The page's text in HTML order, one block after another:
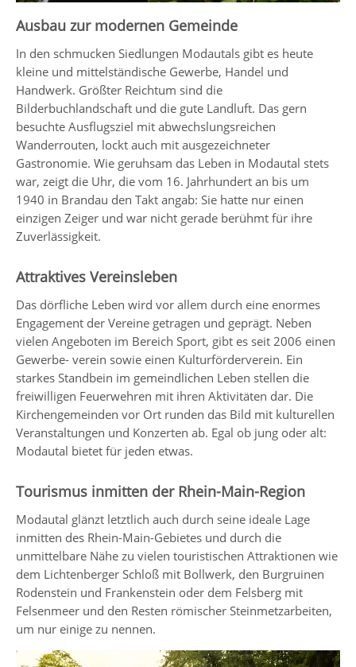
Ausbau zur modernen Gemeinde
In den schmucken Siedlungen Modautals gibt es heute
kleine und mittelständische Gewerbe, Handel und
Handwerk. Größter Reichtum sind die
Bilderbuchlandschaft und die gute Landluft. Das gern
besuchte Ausflugsziel mit abwechslungsreichen
Wanderrouten, lockt auch mit ausgezeichneter
Gastronomie. Wie geruhsam das Leben in Modautal stets
war, zeigt die Uhr, die vom 16. Jahrhundert an bis um
1940 in Brandau den Takt angab: Sie hatte nur einen
einzigen Zeiger und war nicht gerade berühmt für ihre
Zuverlässigkeit.
Attraktives Vereinsleben
Das dörfliche Leben wird vor allem durch eine enormes
Engagement der Vereine getragen und geprägt. Neben
vielen Angeboten im Bereich Sport, gibt es seit 2006 einen
Gewerbe- verein sowie einen Kulturförderverein. Ein
starkes Standbein im gemeindlichen Leben stellen die
freiwilligen Feuerwehren mit ihren Aktivitäten dar. Die
Kirchengemeinden vor Ort runden das Bild mit kulturellen
Veranstaltungen und Konzerten ab. Egal ob jung oder alt:
Modautal bietet für jeden etwas.
Tourismus inmitten der Rhein-Main-Region
Modautal glänzt letztlich auch durch seine ideale Lage
inmitten des Rhein-Main-Gebietes und durch die
unmittelbare Nähe zu vielen touristischen Attraktionen wie
dem Lichtenberger Schloß mit Bollwerk, den Burgruinen
Rodenstein und Frankenstein oder dem Felsberg mit
Felsenmeer und den Resten römischer Steinmetzarbeiten,
um nur einige zu nennen.